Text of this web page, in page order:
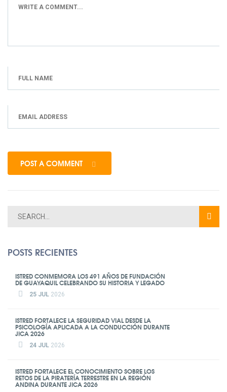
POST A COMMENT
POSTS RECIENTES
ISTRED CONMEMORA LOS 491 AÑOS DE FUNDACIÓN
DE GUAYAQUIL CELEBRANDO SU HISTORIA Y LEGADO
25 JUL 2026
ISTRED FORTALECE LA SEGURIDAD VIAL DESDE LA
PSICOLOGÍA APLICADA A LA CONDUCCIÓN DURANTE
JICA 2026
24 JUL 2026
ISTRED FORTALECE EL CONOCIMIENTO SOBRE LOS
RETOS DE LA PIRATERÍA TERRESTRE EN LA REGIÓN
ANDINA DURANTE JICA 2026